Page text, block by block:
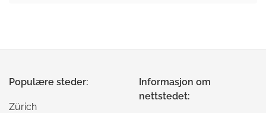
Populære steder:
Zürich
Informasjon om
nettstedet: